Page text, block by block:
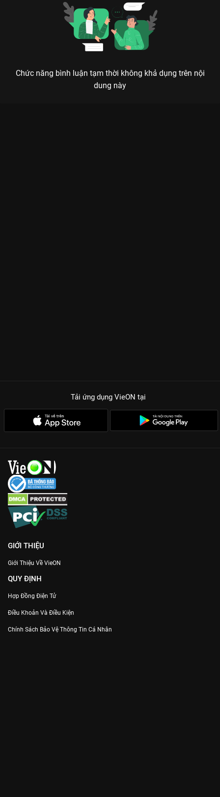
Chức năng bình luận tạm thời không khả dụng trên nội
dung này
Tải ứng dụng VieON tại
GIỚI THIỆU
Giới Thiệu Về VieON
QUY ĐỊNH
Hợp Đồng Điện Tử
Điều Khoản Và Điều Kiện
Chính Sách Bảo Vệ Thông Tin Cá Nhân